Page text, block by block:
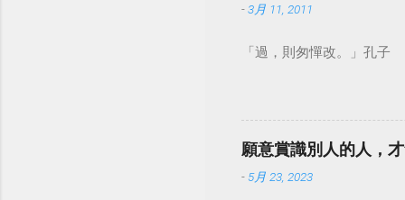
-3月 11, 2011
「過，則匆憚改。」孔子
願意賞識別人的人，
- 5月 23, 2023